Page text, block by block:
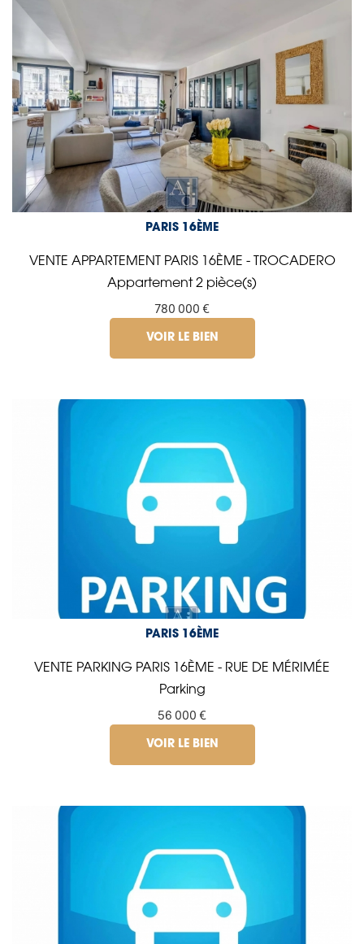
PARIS 16ÈME
VENTE APPARTEMENT PARIS 16ÈME - TROCADERO
Appartement 2 pièce(s)
780 000 €
VOIR LE BIEN
PARIS 16ÈME
VENTE PARKING PARIS 16ÈME - RUE DE MÉRIMÉE
Parking
56 000 €
VOIR LE BIEN